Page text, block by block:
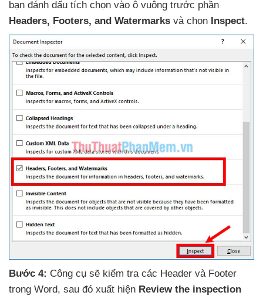
bạn đánh dấu tích chọn vào ô vuông trước phần
Headers, Footers, and Watermarks và chọn Inspect.
Bước 4: Công cụ sẽ kiểm tra các Header và Footer
trong Word, sau đó xuất hiện Review the inspection